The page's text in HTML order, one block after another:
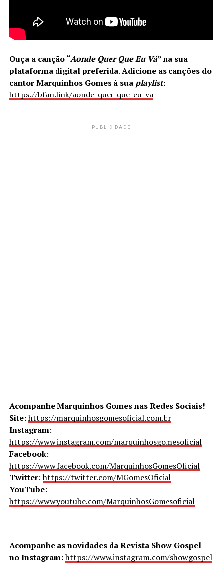
Ouça a canção“Aonde Quer Que Eu Vá”na sua
plataforma digital preferida.Adicione as canções do
cantor Marquinhos Gomes à sua playlist:
https://bfan.link/aonde-quer-que-eu-va
PUBLICIDADE
Acompanhe Marquinhos Gomes nas Redes Sociais!
Site:https://marquinhosgomesoficial.com.br
Instagram:
https://www.instagram.com/marquinhosgomesoficial
Facebook:
https://www.facebook.com/MarquinhosGomesOficial
Twitter:https://twitter.com/MGomesOficial
YouTube:
https://www.youtube.com/MarquinhosGomesoficial
Acompanhe as novidades da Revista Show Gospel
no Instagram:https://www.instagram.com/showgospel